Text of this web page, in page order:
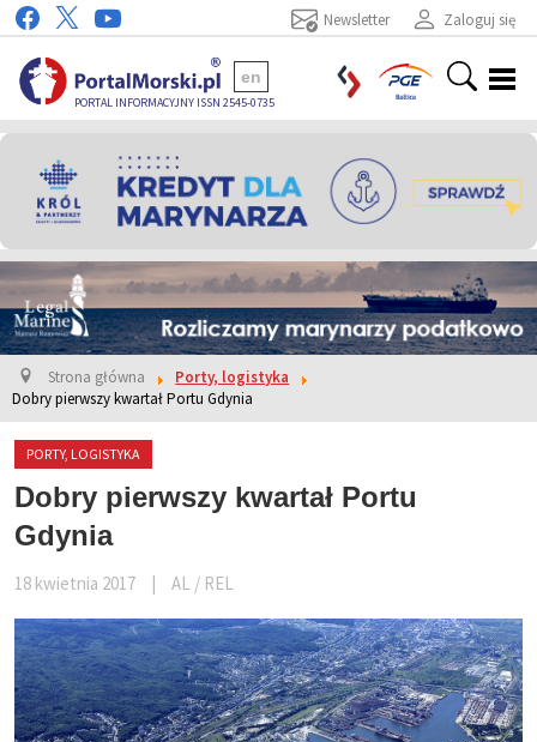
Zaloguj się
Newsletter
PORTAL INFORMACYJNY ISSN 2545-0735
en
Strona główna
Porty, logistyka
Dobry pierwszy kwartał Portu Gdynia
PORTY, LOGISTYKA
Dobry pierwszy kwartał Portu
Gdynia
18 kwietnia 2017 AL / REL